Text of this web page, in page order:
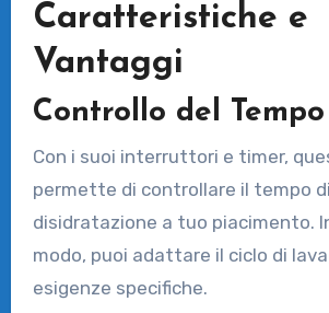
Caratteristiche e
Vantaggi
Controllo del Tempo
Con i suoi interruttori e timer,
permette di controllare il tempo
disidratazione a tuo piacimento.
modo, puoi adattare il ciclo di
esigenze specifiche.